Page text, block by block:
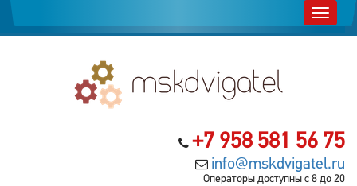
+7 958 581 56 75
info@mskdvigatel.ru
Операторы доступны с 8 до 20